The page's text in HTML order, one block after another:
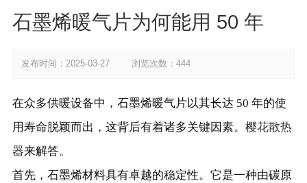
石墨烯暖气片为何能用 50 年
发布时间：2025-03-27 浏览次数：444
在众多供暖设备中，石墨烯暖气片以其长达 50 年的使
用寿命脱颖而出，这背后有着诸多关键因素。 樱花散热
器来解答。
首先，石墨烯材料具有卓越的稳定性。它是一种由碳原